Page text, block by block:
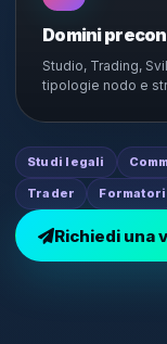
Domini
Studio, Trading,
tipologie nodo e
Studi legali
Trader Formatori
Richiedi una